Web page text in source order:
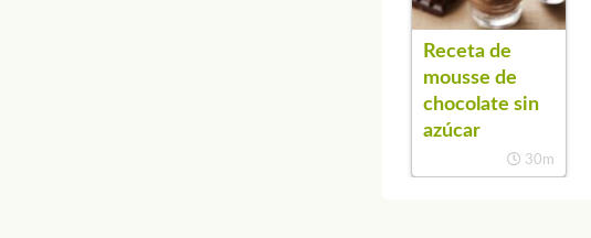
Receta de
mousse de
chocolate sin
azúcar
30m